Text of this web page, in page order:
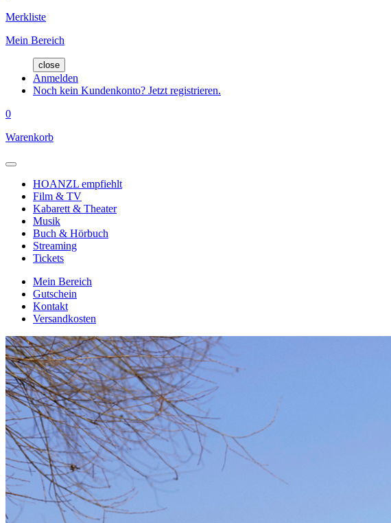
Merkliste
Mein Bereich
close
Anmelden
Noch kein Kundenkonto? Jetzt registrieren.
0
Warenkorb
HOANZL empfiehlt
Film & TV
Kabarett & Theater
Musik
Buch & Hörbuch
Streaming
Tickets
Mein Bereich
Gutschein
Kontakt
Versandkosten